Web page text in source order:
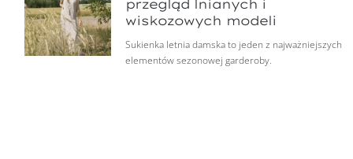
przegląd lnianych i
wiskozowych modeli
Sukienka letnia damska to jeden z najważniejszych
elementów sezonowej garderoby.